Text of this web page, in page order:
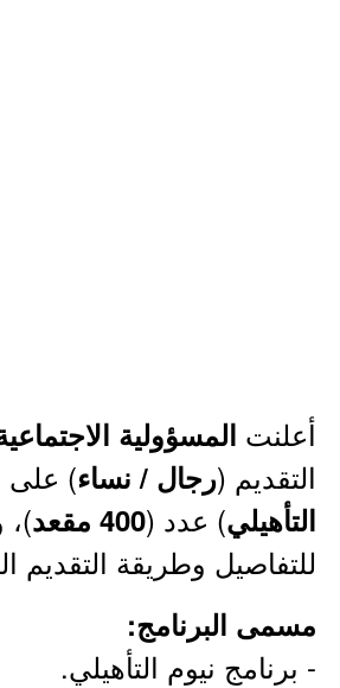
أعلنت المسؤولية
التقديم (رجال / نساء) على
التأهيلي) عدد (400 مقعد
)،
للتفاصيل وطريقة التقديم
مسمى البرنامج:
- برنامج نيوم التأهيلي.